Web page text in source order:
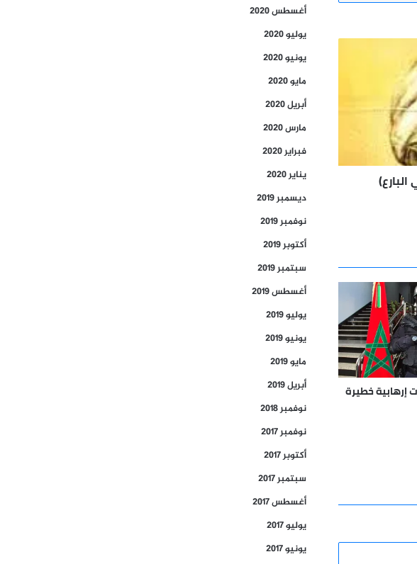
خطيرة
أغسطس 2020
يوليو 2020
يونيو 2020
مايو 2020
أبريل 2020
مارس 2020
فبراير 2020
يناير 2020
ديسمبر 2019
نوفمبر 2019
أكتوبر 2019
سبتمبر 2019
أغسطس 2019
يوليو 2019
يونيو 2019
مايو 2019
أبريل 2019
نوفمبر 2018
نوفمبر 2017
أكتوبر 2017
سبتمبر 2017
أغسطس 2017
يوليو 2017
يونيو 2017